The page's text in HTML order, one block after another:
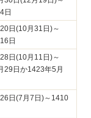
日
日(10月31日)～
日
日(10月11日)～
29日か1423年5月
日(7月7日)～1410